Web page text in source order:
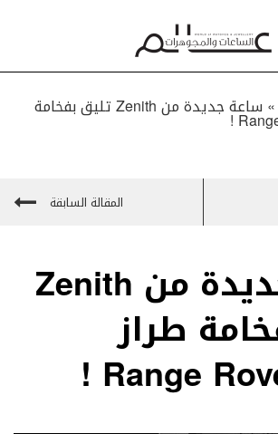
» ساعة جديدة من Zenith تليق بفخامة
المقالة السابقة
ساعة جديدة من Zenith
طراز
Range